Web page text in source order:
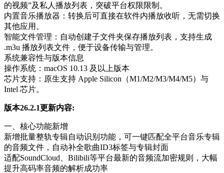
的视频”及私人播放列表，突破平台权限限制。
内置音乐播放器‌：转换后可直接在软件内播放收听，无需切换
其他应用。
智能文件管理‌：自动创建子文件夹保存播放列表，支持生成
.m3u 播放列表文件，便于设备传输与管理。
系统兼容性与版本信息
操作系统‌：macOS 10.13 及以上版本
芯片支持‌：原生支持 Apple Silicon（M1/M2/M3/M4/M5）与
Intel 芯片。
版本26.2.1更新内容:
一、核心功能新增
新增批量整轨专辑自动识别功能，可一键匹配全平台音乐专辑
的音频文件，自动补全歌曲ID3标签与专辑封面
适配SoundCloud、Bilibili等平台最新的音频流加密规则，大幅
提升高码率音频的解析成功率